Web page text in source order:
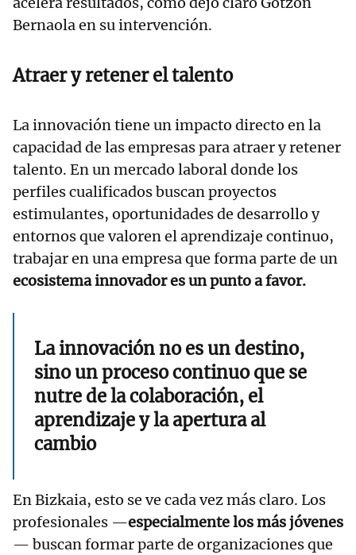
Bernaola en su intervención.
Atraer y retener el talento
La innovación tiene un impacto directo en la
capacidad de las empresas para atraer y retener
talento. En un mercado laboral donde los
perfiles cualificados buscan proyectos
estimulantes, oportunidades de desarrollo y
entornos que valoren el aprendizaje continuo,
trabajar en una empresa que forma parte de un
ecosistema innovador es un punto a favor.
La innovación no es un destino,
sino un proceso continuo que se
nutre de la colaboración, el
aprendizaje y la apertura al
cambio
En Bizkaia, esto se ve cada vez más claro. Los
profesionales —especialmente los más jóvenes
— buscan formar parte de organizaciones que